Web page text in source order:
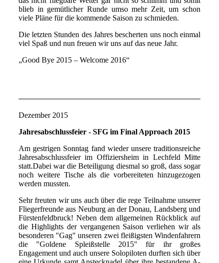
blieb in gemütlicher Runde umso mehr Zeit, um schon
viele Pläne für die kommende Saison zu schmieden.
Die letzten Stunden des Jahres bescherten uns noch einmal
viel Spaß und nun freuen wir uns auf das neue Jahr.
„Good Bye 2015 – Welcome 2016“
Dezember 2015
Jahresabschlussfeier - SFG im Final Approach 2015
Am gestrigen Sonntag fand wieder unsere traditionsreiche
Jahresabschlussfeier im Offiziersheim in Lechfeld Mitte
statt.Dabei war die Beteiligung diesmal so groß, dass sogar
noch weitere Tische als die vorbereiteten hinzugezogen
werden mussten.
Sehr freuten wir uns auch über die rege Teilnahme unserer
Fliegerfreunde aus Neuburg an der Donau, Landsberg und
Fürstenfeldbruck! Neben dem allgemeinen Rückblick auf
die Highlights der vergangenen Saisonverliehen wir als
besonderen "Gag" unseren zwei fleißigsten Windenfahrern
die "Goldene Spleißstelle 2015" für ihr großes
Engagement und auch unsere Solopiloten durften sich über